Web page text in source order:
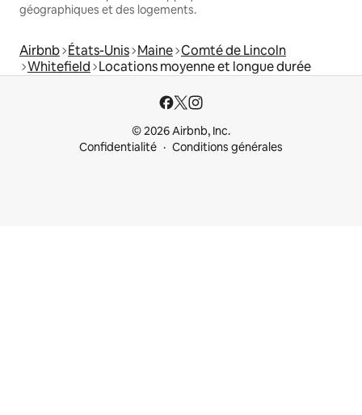
géographiques et des logements.
Airbnb États-Unis Maine Comté de Lincoln
Whitefield Locations moyenne et longue durée
© 2026 Airbnb, Inc.
Confidentialité
Conditions générales